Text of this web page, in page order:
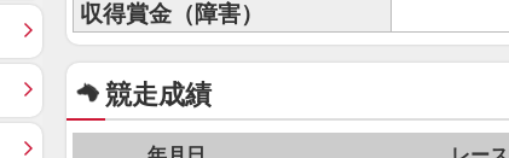
収得賞金（障害）
競走成績